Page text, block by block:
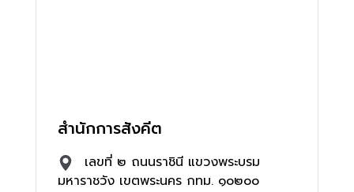
สำนักการสังคีต
เลขที่ ๒ ถนนราชินี แขวงพระบรม
มหาราชวัง เขตพระนคร กทม. ๑๐๒๐๐